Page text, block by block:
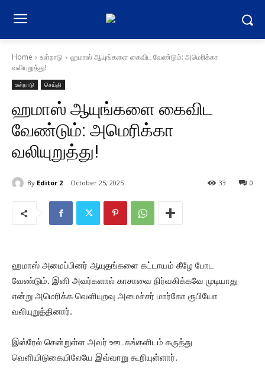
Home உள்நாடு
ஹமாஸ் ஆயுங்களை கைவிட வேண்டும்: அமெரிக்கா
வலியுறுத்து!
உள்நாடு செய்தி
ஹமாஸ் ஆயுங்களை கைவிட
வேண்டும்: அமெரிக்கா
வலியுறுத்து!
By Editor 2 October 25, 2025 0
33
ஹமாஸ் அமைப்பினர் ஆயுதங்களை கட்டாயம் கீழே போட
வேண்டும். இனி அவர்களால் காசாவை நிர்வகிக்கவே முடியாது
என்று அமெரிக்க வெளியுறவு அமைச்சர் மார்கோ ரூபியோ
வலியுறுத்தினார்.
இஸ்ரேல் சென்றுள்ள அவர் ஊடகங்களிடம் கருத்து
வெளியிடுகையிலேயே இவ்வாறு கூறியுள்ளார்.